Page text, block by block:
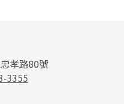
孝路80號
3355